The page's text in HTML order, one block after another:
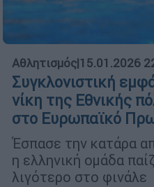
Αθλητισμός|15.01.2026
Συγκλονιστική
νίκη της Εθνικής
στο Ευρωπαϊκό
Έσπασε την κατάρα
η ελληνική ομάδα
λιγότερο στο φινάλε